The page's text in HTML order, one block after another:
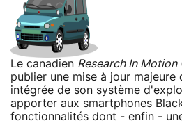
Le canadien Research In Motion
publier une mise à jour majeure
intégrée de son système
apporter aux smartphones
fonctionnalités dont - enfin -